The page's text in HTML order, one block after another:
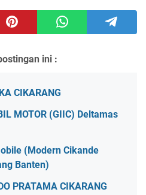
ini :
CIKARANG
MOTOR (GIIC) Deltamas
(Modern Cikande
Banten)
PRATAMA CIKARANG